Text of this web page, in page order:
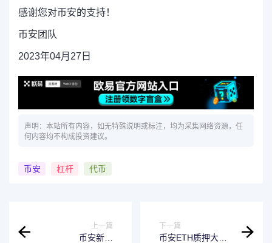
感谢您对币安的支持！
币安团队
2023年04月27日
声明：本站所有内容，如无特殊说明或标注，均为采集网络资源，任
何内容均不构成投资建议。
币安 杠杆 代币
上一篇
币安新增
下一篇
币安ETH质押大